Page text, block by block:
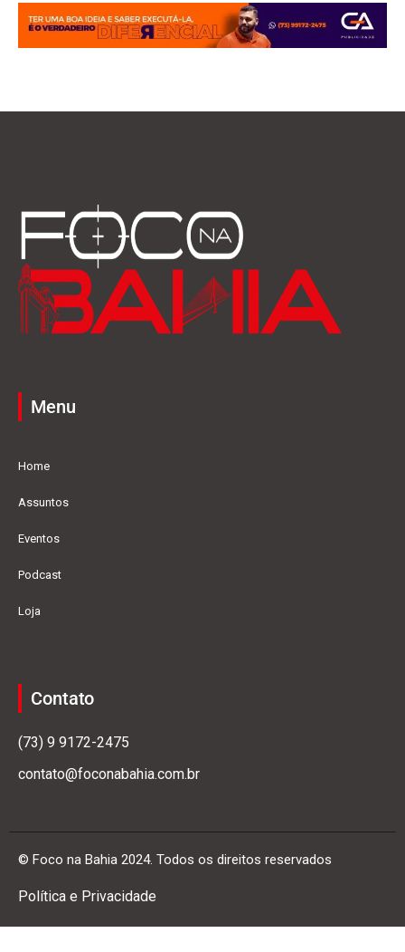
Menu
Home
Assuntos
Eventos
Podcast
Loja
Contato
(73) 9 9172-2475
contato@foconabahia.com.br
© Foco na Bahia 2024. Todos os direitos reservados
Política e Privacidade